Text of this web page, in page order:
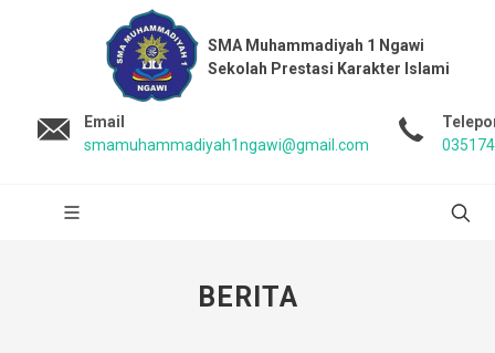
SMA Muhammadiyah 1 Ngawi
Sekolah Prestasi Karakter Islami
Email
smamuhammadiyah1ngawi@gmail.com
BERITA